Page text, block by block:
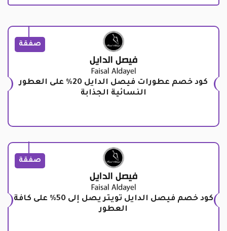
صفقة
كود خصم عطورات فيصل الدايل 20% على العطور
النسائية الجذابة
صفقة
كود خصم فيصل الدايل تويتر يصل إلى 50% على كافة
العطور